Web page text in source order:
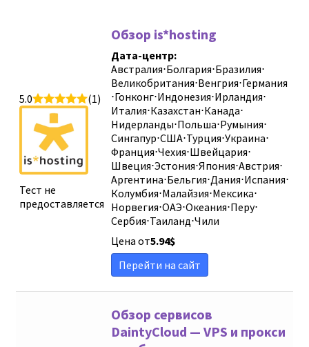
Sort by
5.0 (1)
Тест не
предоставляется
Обзор is*hosting
Дата-центр:
Австралия⋅Болгария⋅Бразилия⋅
Великобритания⋅Венгрия⋅Германия
⋅Гонконг⋅Индонезия⋅Ирландия⋅
Италия⋅Казахстан⋅Канада⋅
Нидерланды⋅Польша⋅Румыния⋅
Сингапур⋅США⋅Турция⋅Украина⋅
Франция⋅Чехия⋅Швейцария⋅
Швеция⋅Эстония⋅Япония⋅Австрия⋅
Аргентина⋅Бельгия⋅Дания⋅Испания⋅
Колумбия⋅Малайзия⋅Мексика⋅
Норвегия⋅ОАЭ⋅Океания⋅Перу⋅
Сербия⋅Таиланд⋅Чили
Цена от5.94$
Перейти на сайт
Обзор сервисов
DaintyCloud — VPS и прокси